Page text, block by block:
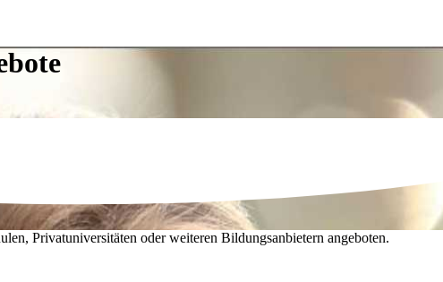
Privatuniversitäten oder weiteren Bildungsanbietern angeboten.